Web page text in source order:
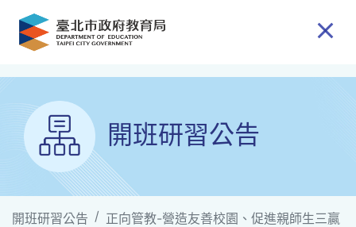
跳到主要內容
開班研習公告
開班研習公告 正向管教-營造友善校園、促進親師生三贏